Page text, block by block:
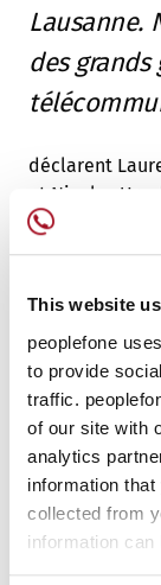
This website
peoplefone
to provide
traffic.
of our site with
analytics
information that
collected from
information can
Lausanne.
des grands
déclarent
et Nicolas
En savoir plus